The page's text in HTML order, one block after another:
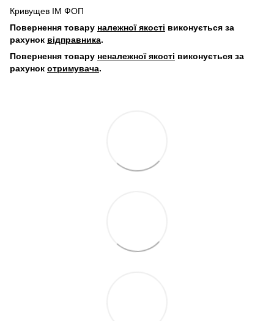
Кривущев ІМ ФОП
Повернення товару належної якості виконується за
рахунок відправника.
Повернення товару неналежної якості виконується за
рахунок отримувача.